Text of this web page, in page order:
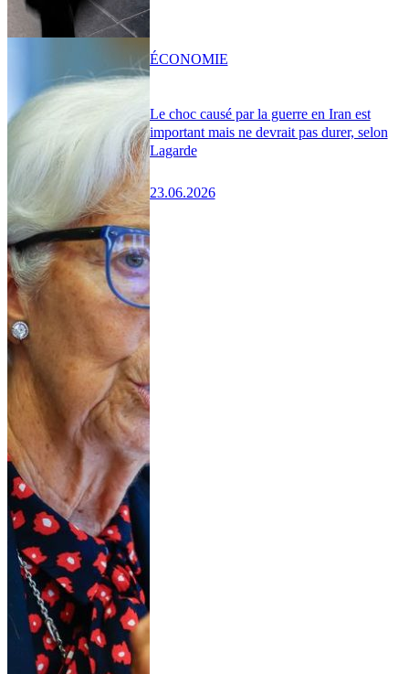
Le choc causé par la guerre en Iran est
important mais ne devrait pas durer, selon
Lagarde
23.06.2026
ÉCONOMIE